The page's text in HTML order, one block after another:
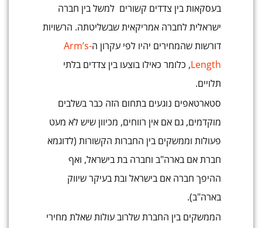
בעסקאות בין צדדים קשורים למשל בין חברה
ישראלית לחברה אמריקאית שבשליטתה. הרשויות
דורשות שהמחירים יהיו לפי עקרון ה -Arm’s
Length, כלומר כאילו בוצעו בין צדדים בלתי
תלויים.
סטארטאפים נוגעים בתחום הזה כבר בשלבים
מוקדמים, גם אם אין רווחים, מכיוון שיש לא מעט
פעולות וממשקים בין החברות הקשורות (לדוגמא
חברת אם בארה"ב וחברה בת בישראל, ואף
ההיפך חברה אם בישראל ובת בעיקר שיווק
בארה"ב).
הממשקים בין החברת שלרוב עולות שאלת מחירי